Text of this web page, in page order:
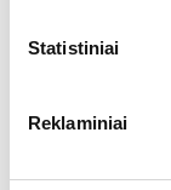
Statistiniai
Reklaminiai